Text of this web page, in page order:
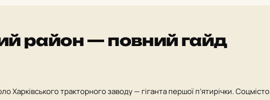
район — повний гайд
Харківського тракторного заводу — гіганта першої п’ятирічки. Соцмісто